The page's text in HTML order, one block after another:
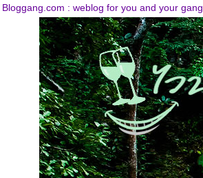
Bloggang.com : weblog for you and your gang